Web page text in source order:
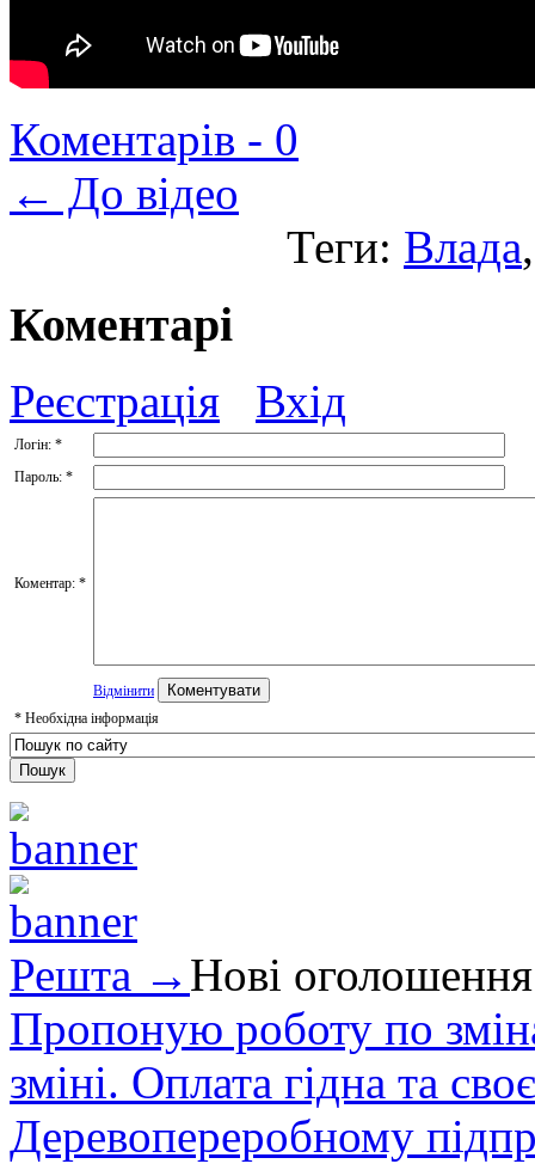
Коментарів - 0
← До відео
Теги: Влада
Коментарі
Реєстрація Вхід
Логін: *
Пароль: *
Коментар: *
Відмінити
* Необхідна інформація
Решта → Нові оголошення
Пропоную роботу по
зміні. Оплата гідна та
Деревопереробному